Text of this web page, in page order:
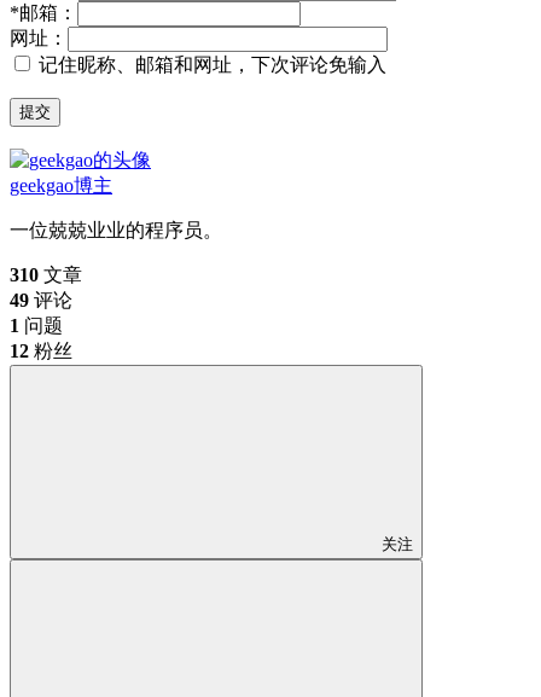
*邮箱：
网址：
记住昵称、邮箱和网址，下次评论免输入
提交
geekgao博主
一位兢兢业业的程序员。
310 文章
49 评论
1 问题
12 粉丝
关注